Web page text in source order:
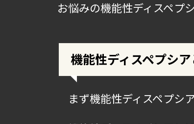
お悩みの機能性ディスペプ
機能性ディスペプシ
まず機能性ディスペプシ